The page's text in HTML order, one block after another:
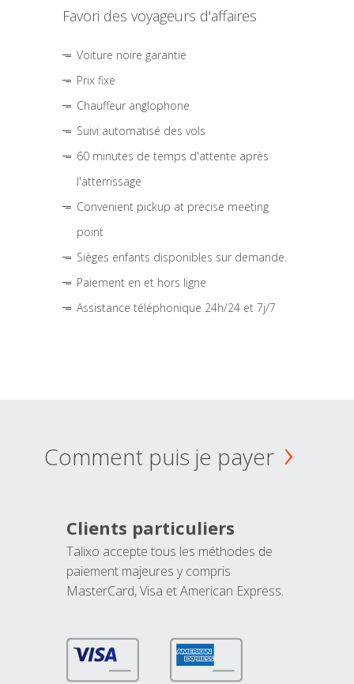
Favori des voyageurs d'affaires
Voiture noire garantie
Prix fixe
Chauffeur anglophone
Suivi automatisé des vols
60 minutes de temps d'attente après
l'atterrissage
Convenient pickup at precise meeting
point
Sièges enfants disponibles sur demande.
Paiement en et hors ligne
Assistance téléphonique 24h/24 et 7j/7
Comment puis je payer
Clients particuliers
Talixo accepte tous les méthodes de
paiement majeures y compris
MasterCard, Visa et American Express.